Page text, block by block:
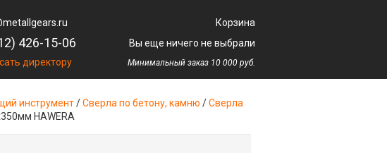
426-15-06
директору
Корзина
Вы еще ничего не выбрали
Минимальный заказ 10 000 руб.
инструмент/Сверла по бетону, камню /Сверла
HAWERA